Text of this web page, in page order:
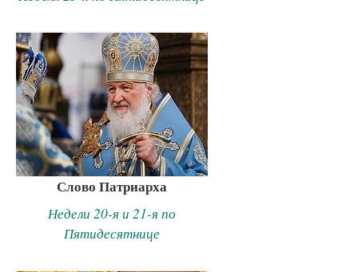
Слово Патриарха
Недели 20-я и 21-я по
Пятидесятнице